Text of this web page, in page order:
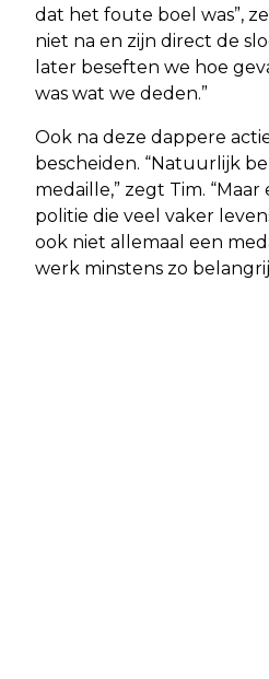
dat het foute boel was”,
niet na en zijn direct de
later beseften we hoe
was wat we deden.”
Ook na deze dappere
bescheiden. “Natuurlijk
medaille,” zegt Tim.
politie die veel vaker
ook niet allemaal een
werk minstens zo